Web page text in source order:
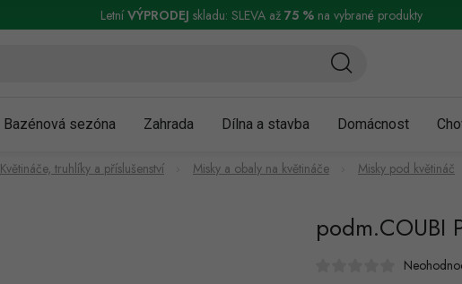
Vrácení a reklamace Podmínky ochrany osobních údajů Obchodní
LetníVÝPRODEJ skladu: SLEVA až 75 %na vybrané produkty
Bazénová sezóna Zahrada Dílna a stavba Domácnost
Květináče, truhlíky a příslušenství Misky a obaly na květináče Misky pod květináč
podm.COUBI